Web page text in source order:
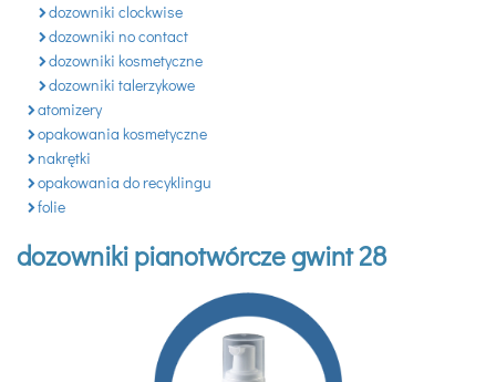
dozowniki clockwise
dozowniki no contact
dozowniki kosmetyczne
dozowniki talerzykowe
atomizery
opakowania kosmetyczne
nakrętki
opakowania do recyklingu
folie
dozowniki pianotwórcze gwint 28